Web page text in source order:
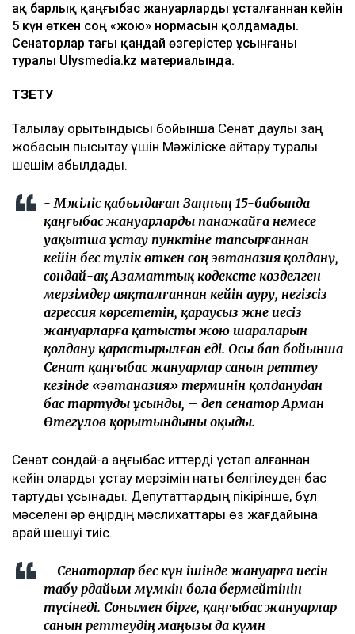
ақ барлық қаңғыбас жануарларды ұсталғаннан кейін
5 күн өткен соң «жою» нормасын қолдамады.
Сенаторлар тағы қандай өзгерістер ұсынғаны
туралы Ulysmedia.kz материалында.
ТҮЗЕТУ
Талқылау қорытындысы бойынша Сенат даулы заң
жобасын пысықтау үшін Мәжіліске қайтару туралы
шешім қабылдады.
- Мәжіліс қабылдаған Заңның 15-бабында
қаңғыбас жануарларды панажайға немесе
уақытша ұстау пунктіне тапсырғаннан
кейін бес тәулік өткен соң эвтаназия қолдану,
сондай-ақ Азаматтық кодексте көзделген
мерзімдер аяқталғаннан кейін ауру, негізсіз
агрессия көрсететін, қараусыз және иесіз
жануарларға қатысты жою шараларын
қолдану қарастырылған еді. Осы бап бойынша
Сенат қаңғыбас жануарлар санын реттеу
кезінде «эвтаназия» терминін қолданудан
бас тартуды ұсынды, – деп сенатор Арман
Өтегұлов қорытындыны оқыды.
Сенат сондай-ақ қаңғыбас иттерді ұстап алғаннан
кейін оларды ұстау мерзімін нақты белгілеуден бас
тартуды ұсынады. Депутаттардың пікірінше, бұл
мәселені әр өңірдің мәслихаттары өз жағдайына
қарай шешуі тиіс.
– Сенаторлар бес күн ішінде жануарға иесін
табу әрдайым мүмкін бола бермейтінін
түсінеді. Сонымен бірге, қаңғыбас жануарлар
санын реттеудің маңызы да күмән